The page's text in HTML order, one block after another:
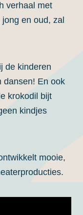
verhaal met
en oud, zal
de kinderen
dansen! En ook
krokodil bijt
kindjes
mooie,